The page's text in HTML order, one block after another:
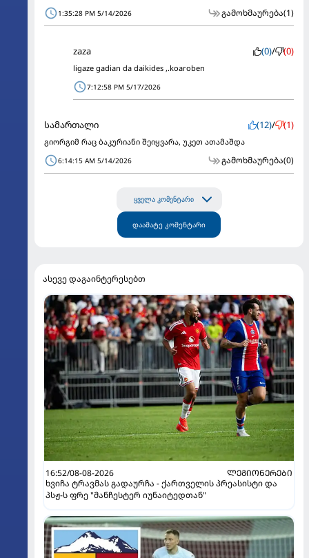
1:35:28 PM 5/14/2026 გამოხმაურება(1)
zaza (0)/ (0)
ligaze gadian da daikides ,.koaroben
7:12:58 PM 5/17/2026
სამართალი (12)/ (1)
გიორგიმ რაც ბაკურიანი შეიყვარა, უკეთ ათამაშდა
6:14:15 AM 5/14/2026 გამოხმაურება(0)
ყველა კომენტარი
დაამატე კომენტარი
ასევე დაგაინტერესებთ
16:52/08-08-2026
ᲚᲔᲒᲘᲝᲜᲔᲠᲔᲑᲘ
ხვიჩა ტრავმას გადაურჩა - ქართველის პრეასისტი და
პსჟ-ს ფრე "მანჩესტერ იუნაიტედთან"